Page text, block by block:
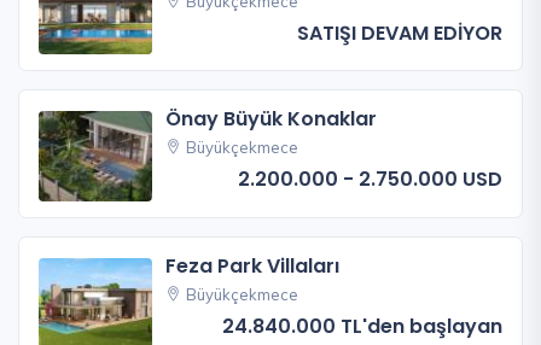
SATIŞI DEVAM EDİYOR
Önay Büyük Konaklar
Büyükçekmece
2.200.000 - 2.750.000 USD
Feza Park Villaları
Büyükçekmece
24.840.000 TL'den başlayan